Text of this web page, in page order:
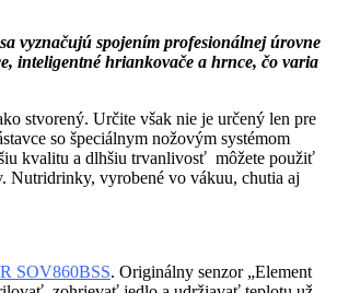
vyznačujú spojením profesionálnej úrovne
inteligentné hriankovače a hrnce, čo varia
stvorený. Určite však nie je určený len pre
so špeciálnym nožovým systémom
kvalitu a dlhšiu trvanlivosť môžete použiť
Nutridrinky, vyrobené vo vákuu, chutia aj
SOV860BSS. Originálny senzor „Element